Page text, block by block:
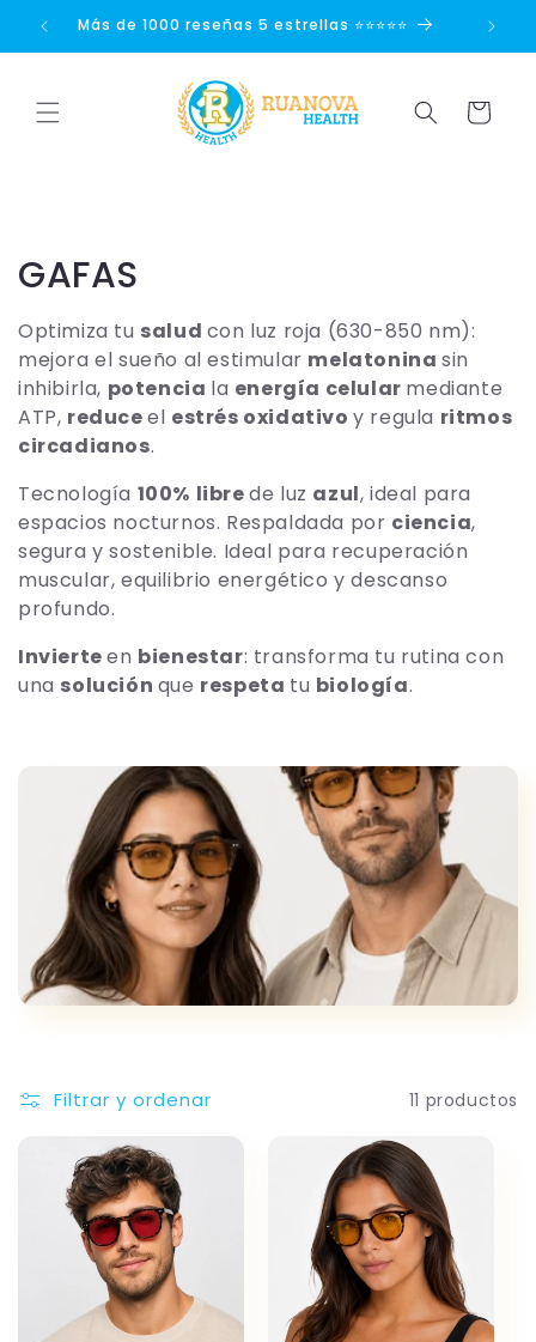
directamente
al contenido
Más de 1000 reseñas 5 estrellas ⭐⭐⭐⭐⭐
Carrito
C
o
l
e
c
c
i
ó
n
:
GAFAS
Optimiza tu salud con luz roja (630-850 nm):
mejora el sueño al estimular melatonina sin
inhibirla, potencia la energía celular mediante
ATP, reduceel estrés oxidativo y regula ritmos
circadianos.
Tecnología 100% librede luz azul, ideal para
espacios nocturnos. Respaldada por ciencia,
segura y sostenible. Ideal para recuperación
muscular, equilibrio energético y descanso
profundo.
Invierteen bienestar: transforma tu rutina con
una solución que respeta tu biología.
Filtrar y ordenar 11 productos